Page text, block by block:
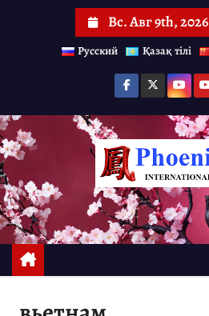
й
т
и
к
с
о
Вс. Авг 9th, 2026
Русский
Қазақ тілі